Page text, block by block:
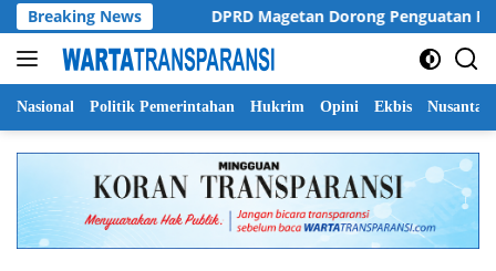
Langsung
ke
konten
Breaking News
Malang DPRD Magetan Dorong Penguatan Regulasi
Nasional Politik Pemerintahan Hukrim Opini Ekbis Nusantara